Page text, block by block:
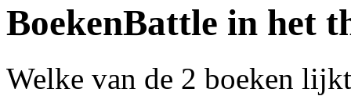
BoekenBattle in het
Welke van de 2 boeken